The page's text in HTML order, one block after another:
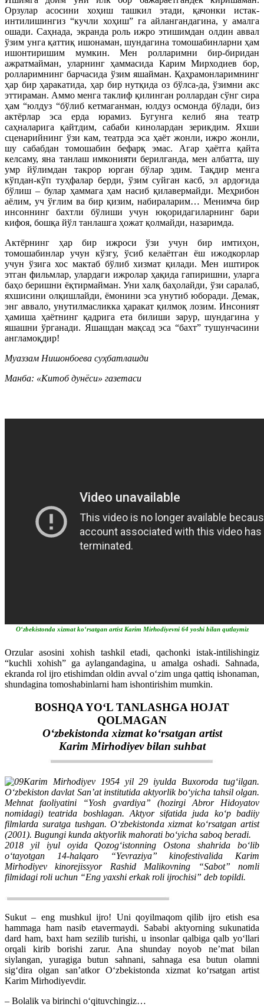
Орзулар асосини хоҳиш ташкил этади, қачонки истак-
интилишингиз “кучли хоҳиш” га айлангандагина, у амалга
ошади. Саҳнада, экранда роль ижро этишимдан олдин аввал
ўзим унга қаттиқ ишонаман, шундагина томошабинларни ҳам
ишонтиришим мумкин. Мен ролларимни бир-биридан
ажратмайман, уларнинг ҳаммасида Карим Мирходиев бор,
ролларимнинг барчасида ўзим яшайман. Қаҳрамонларимнинг
ҳар бир ҳаракатида, ҳар бир нутқида оз бўлса-да, ўзимни акс
эттираман. Аммо менга таклиф қилинган роллардан сўнг сира
ҳам “юлдуз “бўлиб кетмаганман, юлдуз осмонда бўлади, биз
актёрлар эса ерда юрамиз. Бугунга келиб яна театр
саҳналарига қайтдим, сабаби кинолардан зерикдим. Яхши
сценарийнинг ўзи кам, театрда эса ҳаёт жонли, ижро жонли,
шу сабабдан томошабин бефарқ эмас. Агар ҳаётга қайта
келсаму, яна танлаш имконияти берилганда, мен албатта, шу
умр йўлимдан такрор юрган бўлар эдим. Тақдир менга
кўпдан-кўп туҳфалар берди, ўзим суйган касб, эл ардоғида
бўлиш – булар ҳаммага ҳам насиб қилавермайди. Меҳрибон
аёлим, уч ўғлим ва бир қизим, набираларим… Менимча бир
инсоннинг бахтли бўлиши учун юқоридагиларнинг бари
кифоя, бошқа йўл танлашга ҳожат қолмайди, назаримда.
Актёрнинг ҳар бир ижроси ўзи учун бир имтиҳон,
томошабинлар учун кўзгу, ўсиб келаётган ёш ижодкорлар
учун ўзига хос мактаб бўлиб хизмат қилади. Мен иштирок
этган фильмлар, улардаги ижролар ҳақида гапиришни, уларга
баҳо беришни ёқтирмайман. Уни халқ баҳолайди, ўзи саралаб,
яхшисини олқишлайди, ёмонини эса унутиб юборади. Демак,
энг аввало, унутилмасликка ҳаракат қилмоқ лозим. Инсоният
ҳамиша ҳаётнинг қадрига ета билиши зарур, шундагина у
яшашни ўрганади. Яшашдан мақсад эса “бахт” тушунчасини
англамоқдир!
Муаззам Нишонбоева суҳбатлашди
Манба: «Китоб дунёси» газетаси
O‘zbekistonda xizmat ko‘rsatgan artist Karim Mirhodiyevni 64 yoshi bilan qutlaymiz
Orzular asosini xohish tashkil etadi, qachonki istak-intilishingiz
“kuchli xohish” ga aylangandagina, u amalga oshadi. Sahnada,
ekranda rol ijro etishimdan oldin avval o‘zim unga qattiq ishonaman,
shundagina tomoshabinlarni ham ishontirishim mumkin.
BOSHQA YO‘L TANLASHGA HOJAT
QOLMAGAN
O‘zbekistonda xizmat ko‘rsatgan artist
Karim Mirhodiyev bilan suhbat
Karim Mirhodiyev 1954 yil 29 iyulda Buxoroda tug‘ilgan.
O‘zbekiston davlat San’at institutida aktyorlik bo‘yicha tahsil olgan.
Mehnat faoliyatini “Yosh gvardiya” (hozirgi Abror Hidoyatov
nomidagi) teatrida boshlagan. Aktyor sifatida juda ko‘p badiiy
filmlarda suratga tushgan. O‘zbekistonda xizmat ko‘rsatgan artist
(2001). Bugungi kunda aktyorlik mahorati bo‘yicha saboq beradi.
2018 yil iyul oyida Qozog‘istonning Ostona shahrida bo‘lib
o‘tayotgan 14-halqaro “Yevraziya” kinofestivalida Karim
Mirhodiyev kinorejissyor Rashid Malikovning “Sabot” nomli
filmidagi roli uchun “Eng yaxshi erkak roli ijrochisi” deb topildi.
Sukut – eng mushkul ijro! Uni qoyilmaqom qilib ijro etish esa
hammaga ham nasib etavermaydi. Sababi aktyorning sukunatida
dard ham, baxt ham sezilib turishi, u insonlar qalbiga qalb yo‘llari
orqali kirib borishi zarur. Ana shunday noyob ne’mat bilan
siylangan, yuragiga butun sahnani, sahnaga esa butun olamni
sig‘dira olgan san’atkor O‘zbekistonda xizmat ko‘rsatgan artist
Karim Mirhodiyevdir.
– Bolalik va birinchi o‘qituvchingiz…